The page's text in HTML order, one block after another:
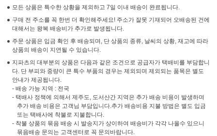
모든 상품은 특수한 상황을 제외하고 7일 이내 배송이 완료됩니다.
구매 전 주소를 꼭 한번 더 확인해주세요! 주소가 잘못 기재되어 오배송된 건에
대해서는 왕복 배송비가 추가로 발생됩니다.
주문 상품은 입금 확인 후 배송되며, 단 상품의 종류, 날씨의 상황, 재고에 따라
상품의 배송이 지연될 수 있습니다.
지파츠의 대부분의 상품은 다음과 같은 조건으로 공급자가 택배비를 부담합니
다. 단 부피와 중량이 큰 특수 부품의 경우는 제외되며 제외되는 품목은 별도
안내가 제공됩니다.
- 배송 가능 지역 : 전국
- 택배사 정책에 의해서 제주도, 도서산간 지역은 추가 배송 비용이 발생하며
추가 배송 비용은 고객님 부담입니다.추가 배송비용 지불 방법은 별도 입금
또는 택배사에 착불로 지불합니다.
- 착불 상품의 묶음 배송 시 발송지가 상이하여 배송비가 각각 나올수 있으니
묶음배송 문의는 고객센터로 꼭 문의바랍니다.